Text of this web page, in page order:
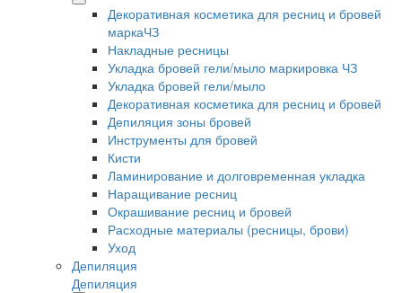
Декоративная косметика для ресниц и бровей
маркаЧЗ
Накладные ресницы
Укладка бровей гели/мыло маркировка ЧЗ
Укладка бровей гели/мыло
Декоративная косметика для ресниц и бровей
Депиляция зоны бровей
Инструменты для бровей
Кисти
Ламинирование и долговременная укладка
Наращивание ресниц
Окрашивание ресниц и бровей
Расходные материалы (ресницы, брови)
Уход
Депиляция
Депиляция